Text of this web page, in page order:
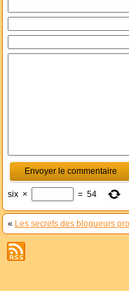
six × = 54
« Les secrets des blogueurs